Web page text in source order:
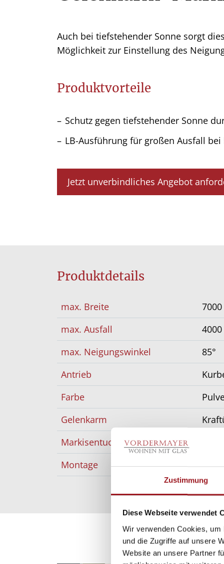
Zustimmung
Diese Webseite verwendet
Wir verwenden Cookies,
und die Zugriffe auf unsere
Website an unsere Partner
Auch bei tiefstehender Sonne sorgt
Möglichkeit zur Einstellung des
Produktvorteile
Schutz gegen tiefstehender Sonne
LB-Ausführung für großen Ausfall
Jetzt unverbindliches Angebot
Produktdetails
max. Breite
max. Ausfall
max. Neigungswinkel
85°
Antrieb
Farbe
Gelenkarm
Markisentuch
Montage